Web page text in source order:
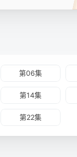
第06集
第14集
第22集